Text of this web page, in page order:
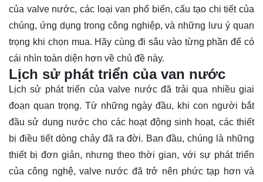
của valve nước, các loại van phổ biến, cấu tạo chi tiết của
chúng, ứng dụng trong công nghiệp, và những lưu ý quan
trọng khi chọn mua. Hãy cùng đi sâu vào từng phần để có
cái nhìn toàn diện hơn về chủ đề này.
Lịch sử phát triển của van nước
Lịch sử phát triển của valve nước đã trải qua nhiều giai
đoạn quan trọng. Từ những ngày đầu, khi con người bắt
đầu sử dụng nước cho các hoạt động sinh hoạt, các thiết
bị điều tiết dòng chảy đã ra đời. Ban đầu, chúng là những
thiết bị đơn giản, nhưng theo thời gian, với sự phát triển
của công nghệ, valve nước đã trở nên phức tạp hơn và